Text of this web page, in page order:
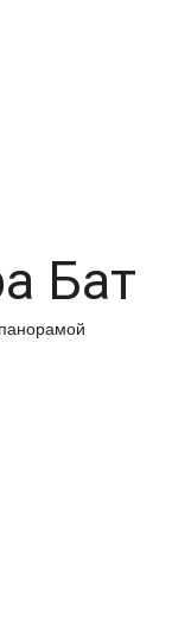
Бат